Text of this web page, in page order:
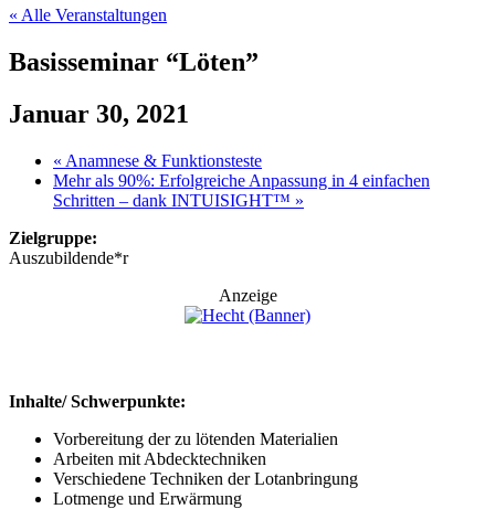
« Alle Veranstaltungen
Basisseminar “Löten”
Januar 30, 2021
« Anamnese & Funktionsteste
Mehr als 90%: Erfolgreiche Anpassung in 4 einfachen
Schritten – dank INTUISIGHT™ »
Zielgruppe:
Auszubildende*r
Anzeige
Inhalte/ Schwerpunkte:
Vorbereitung der zu lötenden Materialien
Arbeiten mit Abdecktechniken
Verschiedene Techniken der Lotanbringung
Lotmenge und Erwärmung